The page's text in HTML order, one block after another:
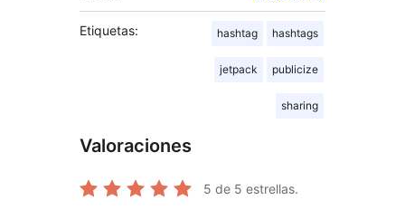
Etiquetas: hashtag hashtags
jetpack publicize
sharing
Valoraciones
5 de 5 estrellas.